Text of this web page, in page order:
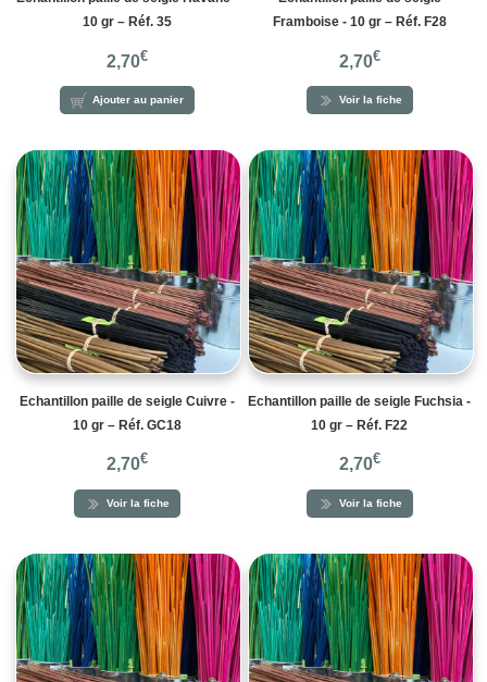
10 gr – Réf. 35
2,70€
Ajouter au panier
Framboise - 10 gr – Réf. F28
2,70€
Voir la fiche
Echantillon paille de seigle Cuivre -
10 gr – Réf. GC18
2,70€
Voir la fiche
Echantillon paille de seigle Fuchsia -
10 gr – Réf. F22
2,70€
Voir la fiche